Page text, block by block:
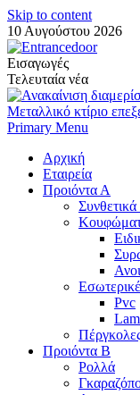
Skip to content
10 Αυγούστου 2026
Εισαγωγές
Τελευταία νέα
Μεταλλικό κτίριο
Primary Menu
Αρχική
Εταιρεία
Προιόντα Α
Pvc
Προιόντα Β
Ρολλά